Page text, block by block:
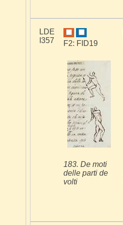
LDE
I357
F2: FID19
183. De moti
delle parti de
volti